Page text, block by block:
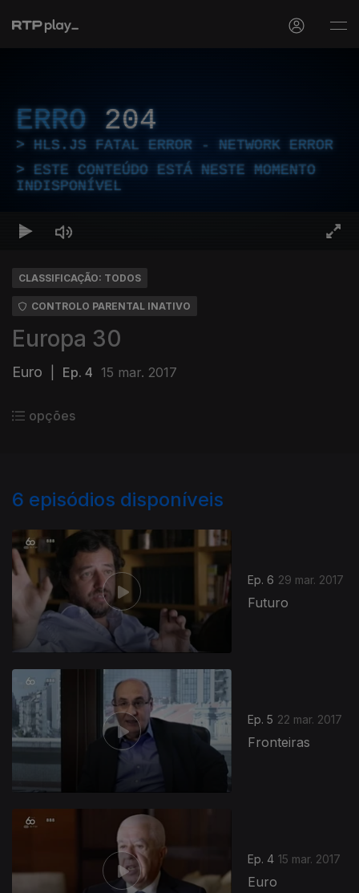
ERRO 204
HLS.JS FATAL ERROR - NETWORK ERROR
ESTE CONTEÚDO ESTÁ NESTE MOMENTO
INDISPONÍVEL
CLASSIFICAÇÃO: TODOS
CONTROLO PARENTAL INATIVO
Europa 30
Euro Ep. 4 15 mar. 2017
opções
6 episódios disponíveis
Ep. 6 29 mar. 2017
Futuro
Ep. 5 22 mar. 2017
Fronteiras
Ep. 4 15 mar. 2017
Euro